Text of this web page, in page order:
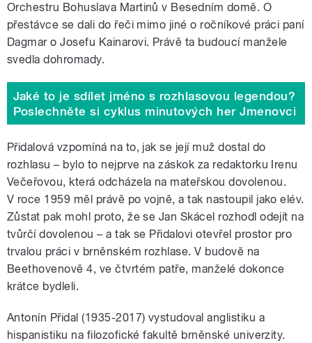
Orchestru Bohuslava Martinů v Besedním domě. O
přestávce se dali do řeči mimo jiné o ročníkové práci paní
Dagmar o Josefu Kainarovi. Právě ta budoucí manžele
svedla dohromady.
Jaké to je sdílet jméno s rozhlasovou legendou?
Poslechněte si cyklus minutových her Jmenovci
Přidalová vzpomíná na to, jak se její muž dostal do
rozhlasu – bylo to nejprve na záskok za redaktorku Irenu
Večeřovou, která odcházela na mateřskou dovolenou.
V roce 1959 měl právě po vojně, a tak nastoupil jako elév.
Zůstat pak mohl proto, že se Jan Skácel rozhodl odejít na
tvůrčí dovolenou – a tak se Přidalovi otevřel prostor pro
trvalou práci v brněnském rozhlase. V budově na
Beethovenově 4, ve čtvrtém patře, manželé dokonce
krátce bydleli.
Antonín Přidal (1935-2017) vystudoval anglistiku a
hispanistiku na filozofické fakultě brněnské univerzity.